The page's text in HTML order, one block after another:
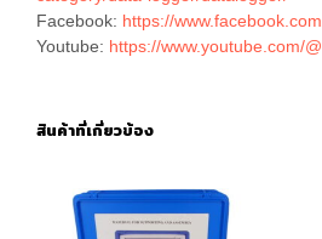
Facebook: https://
Youtube: https://www.youtube.com/
สินค้าที่เกี่ยวข้อง